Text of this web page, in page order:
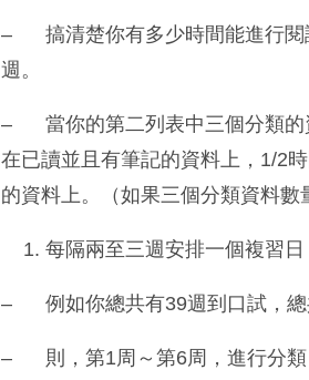
– 搞清楚你有多少時間能進行閱
週。
– 當你的第二列表中三個分類的
在已讀並且有筆記的資料上，1/2
的資料上。（如果三個分類資料數
每隔兩至三週安排一個複習日
– 例如你總共有39週到口試，總
– 則，第1周～第6周，進行分類